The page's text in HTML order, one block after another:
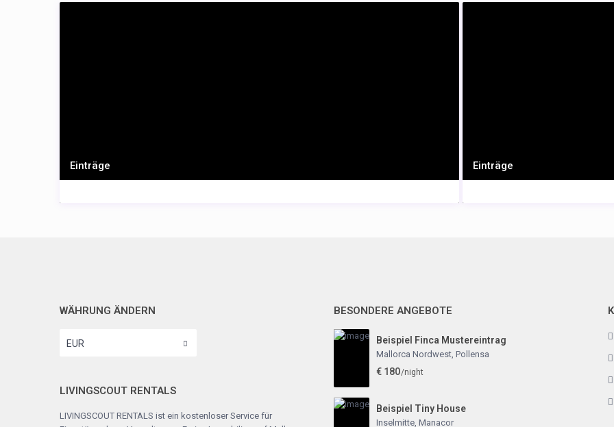
Einträge Einträge
WÄHRUNG ÄNDERN
EUR
LIVINGSCOUT RENTALS
LIVINGSCOUT RENTALS ist ein kostenloser Service für
BESONDERE ANGEBOTE
Beispiel Finca Mustereintrag
Mallorca Nordwest, Pollensa
€ 180/night
Beispiel Tiny House
Inselmitte, Manacor